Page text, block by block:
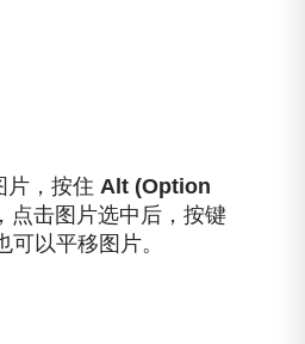
片，按住 Alt (Option
点击图片选中后，按键
可以平移图片。